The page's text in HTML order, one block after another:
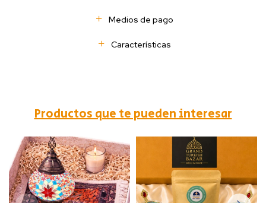
Medios de pago
Características
Productos que te pueden interesar